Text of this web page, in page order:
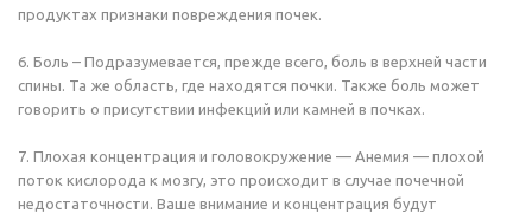
продуктах признаки повреждения почек.
6. Боль – Подразумевается, прежде всего, боль в верхней части
спины. Та же область, где находятся почки. Также боль может
говорить о присутствии инфекций или камней в почках.
7. Плохая концентрация и головокружение — Анемия — плохой
поток кислорода к мозгу, это происходит в случае почечной
недостаточности. Ваше внимание и концентрация будут